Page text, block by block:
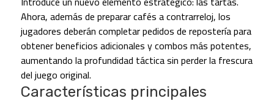
Ahora, además de preparar cafés a contrarreloj, los
jugadores deberán completar pedidos de repostería para
obtener beneficios adicionales y combos más potentes,
aumentando la profundidad táctica sin perder la frescura
del juego original.
Características principales